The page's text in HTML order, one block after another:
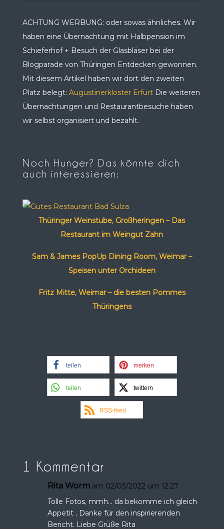
ACHTUNG WERBUNG: oder sowas ähnliches. Wir
haben eine Übernachtung mit Halbpension im
Schieferhof + Besuch der Glasbläser bei der
Blogparade von Thüringen Entdecken gewonnen.
Mit diesem Artikel haben wir dort den zweiten
Platz belegt: Augustinerkloster ErfurtDie weiteren
Übernachtungen und Restaurantbesuche haben
wir selbst organisiert und bezahlt.
Noch Hunger? Das könnte dich
auch interessieren:
Thüringer Weinstube, Großheringen – Das
Restaurant im Weingut Zahn
Sam & James PopUp Dining Room, Weimar –
Speisen unter Orchideen
Fritz Mitte, Weimar – die besten Pommes
Thüringens
teilen merken
teilen twittern
RSS-feed
1 Kommentar
Rita Worm am 02/03/2022 um 12:27
Tolle Fotos, mmh… da bekomme ich gleich
Appetit , Danke für den inspirierenden
Bericht. Liebe Grüße Rita